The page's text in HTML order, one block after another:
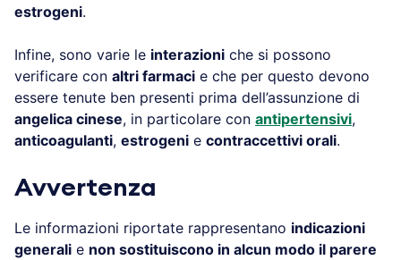
estrogeni.
Infine, sono varie le interazioni che si possono
verificare con altri farmaci e che per questo devono
essere tenute ben presenti prima dell’assunzione di
angelica cinese, in particolare con antipertensivi,
anticoagulanti, estrogeni e contraccettivi orali.
Avvertenza
Le informazioni riportate rappresentano indicazioni
generali e non sostituiscono in alcun modo il parere